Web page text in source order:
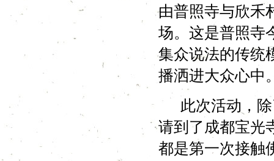
由普照寺与欣禾
场。这是普照寺
集众说法的传统
播洒进大众心中
此次活动，除
请到了成都宝光
都是第一次接触